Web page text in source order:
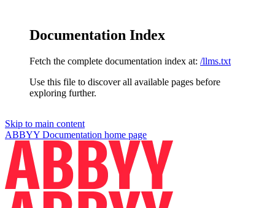
Documentation Index
Fetch the complete documentation index at: /llms.txt
Use this file to discover all available pages before
exploring further.
Skip to main content
ABBYY Documentation home page